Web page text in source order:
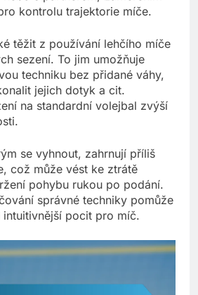
kontrolu trajektorie míče.
těžit z používání lehčího míče
sezení. To jim umožňuje
techniku bez přidané váhy,
jejich dotyk a cit.
na standardní volejbal zvýší
se vyhnout, zahrnují příliš
což může vést ke ztrátě
pohybu rukou po podání.
správné techniky pomůže
pocit pro míč.